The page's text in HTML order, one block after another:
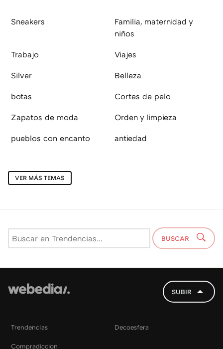
Sneakers
Familia, maternidad y
niños
Trabajo Viajes
Silver Belleza
botas Cortes de pelo
Zapatos de moda Orden y limpieza
pueblos con encanto antiedad
VER MÁS TEMAS
BUSCAR
SUBIR
Trendencias Decoesfera
Compradiccion